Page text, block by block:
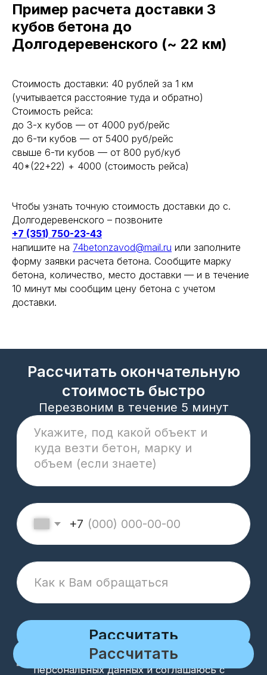
Пример расчета доставки 3
кубов бетона до
Долгодеревенского (~ 22 км)
Стоимость доставки: 40 рублей за 1 км
(учитывается расстояние туда и обратно)
Стоимость рейса:
до 3-х кубов — от 4000 руб/рейс
до 6-ти кубов — от 5400 руб/рейс
свыше 6-ти кубов — от 800 руб/куб
40*(22+22) + 4000 (стоимость рейса)
Чтобы узнать точную стоимость доставки до с.
Долгодеревенского – позвоните
+7 (351) 750-23-43
напишите на 74betonzavod@mail.ru или заполните
форму заявки расчета бетона. Сообщите марку
бетона, количество, место доставки — и в течение
10 минут мы сообщим цену бетона с учетом
доставки.
Рассчитать окончательную
стоимость быстро
+7
персональных данных и соглашаюсь с
политикой конфиденциальности и
+7 932 016 6781
74betonzavod@mail.ru
ОГРН 1177456028573 / ИНН 7453308460
Реквизиты компании